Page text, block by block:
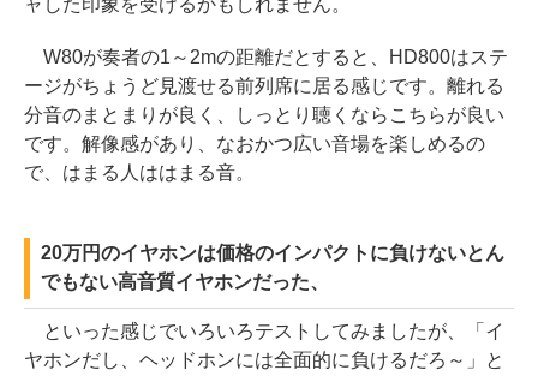
W80が奏者の1～2mの距離だとすると、HD800はステ
ージがちょうど見渡せる前列席に居る感じです。離れる
分音のまとまりが良く、しっとり聴くならこちらが良い
です。解像感があり、なおかつ広い音場を楽しめるの
で、はまる人ははまる音。
20万円のイヤホンは価格のインパクトに負けないとん
でもない高音質イヤホンだった、
といった感じでいろいろテストしてみましたが、「イ
ヤホンだし、ヘッドホンには全面的に負けるだろ～」と